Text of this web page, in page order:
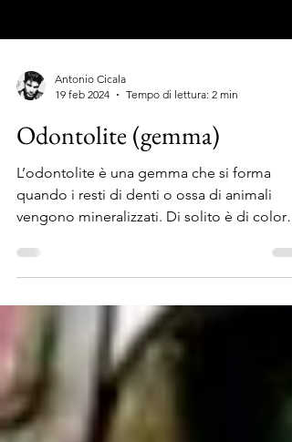
Antonio Cicala
19 feb 2024
Tempo di lettura: 2 min
Odontolite (gemma)
L’odontolite è una gemma che si forma
vengono mineralizzati. Di solito è di colore
bianco o...